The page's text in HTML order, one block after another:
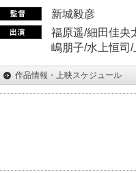
新城毅彦
福原遥/細田佳央
嶋朋子/水上恒司
作品情報・上映スケジュール